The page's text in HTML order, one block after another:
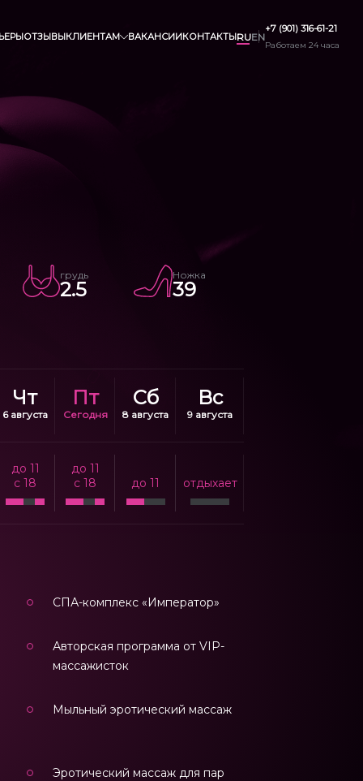
ОТЗЫВЫКЛИЕНТАМ ВАКАНСИИКОНТАКТЫRUEN
+7 (901) 316-61-21
Работаем 24 часа
грудь
2.5
Ножка
39
Чт
6 августа
Пт
Сегодня
Сб
8 августа
Вс
9 августа
до 11
c 18
до 11
c 18
до 11 отдыхает
СПА-комплекс «Император»
Авторская программа от VIP-
массажисток
Мыльный эротический массаж
Эротический массаж для пар